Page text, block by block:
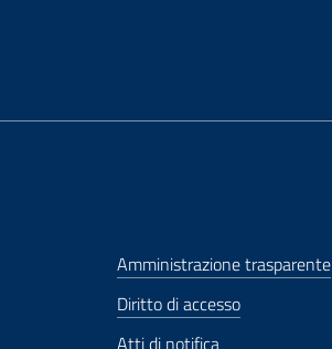
Amministrazione trasparente
Diritto di accesso